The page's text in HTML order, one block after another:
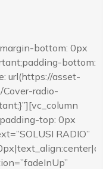
bottom: 0px
bottom:
url(https://asset-
radio-
top: 0px
RADIO”